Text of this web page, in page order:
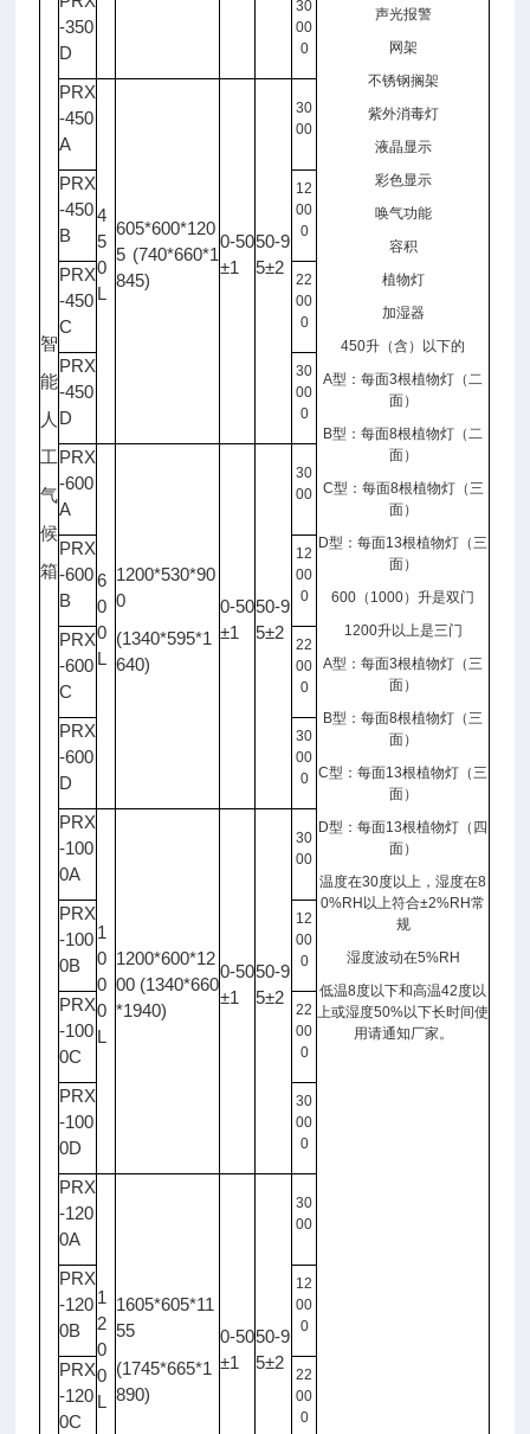
智
能
人
工
气
候
箱
声光报警
网架
不锈钢搁架
紫外消毒灯
液晶显示
彩色显示
唤气功能
容积
植物灯
加湿器
450升（含）以下的
A型：每面3根植物灯（二
面）
B型：每面8根植物灯（二
面）
C型：每面8根植物灯（三
面）
D型：每面13根植物灯（三
面）
600 （ 1000）升是双门
1200升以上是三门
A型：每面3根植物灯（三
面）
B型：每面8根植物灯（三
面）
C型：每面13根植物灯（三
面）
D型：每面13根植物灯（四
面）
温度在30度以上，湿度在8
0%RH 以上符合±2%RH常
规
湿度波动在5%RH
低温8度以下和高温42度以
上或湿度50%以下长时间使
用请通知厂家。
-350
D
30
00
0
PRX
-450
A
4
5
0
L
605*600*120
5 (740*660*1
845)
0-50
±1
50-9
5±2
30
00
PRX
-450
B
12
00
0
PRX
-450
C
22
00
0
PRX
-450
D
30
00
0
PRX
-600
A
6
0
0
L
1200*530*90
0
(1340*595*1
640)
0-50
±1
50-9
5±2
30
00
PRX
-600
B
12
00
0
PRX
-600
C
22
00
0
PRX
-600
D
30
00
0
PRX
-100
0A
1
0
0
0
L
1200*600*12
00 (1340*660
*1940)
0-50
±1
50-9
5±2
30
00
PRX
-100
0B
12
00
0
PRX
-100
0C
22
00
0
PRX
-100
0D
30
00
0
PRX
-120
0A
1
2
0
0
L
1605*605*11
55
(1745*665*1
890)
0-50
±1
50-9
5±2
30
00
PRX
-120
0B
12
00
0
PRX
-120
0C
22
00
0